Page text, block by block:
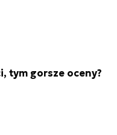
tym gorsze oceny?